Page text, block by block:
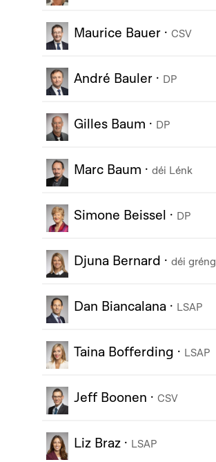
Maurice Bauer · CSV
André Bauler · DP
Gilles Baum · DP
Marc Baum · déi Lénk
Simone Beissel · DP
Djuna Bernard · déi gréng
Dan Biancalana · LSAP
Taina Bofferding · LSAP
Jeff Boonen · CSV
Liz Braz · LSAP